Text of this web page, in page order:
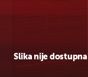
Slika nije dostupna